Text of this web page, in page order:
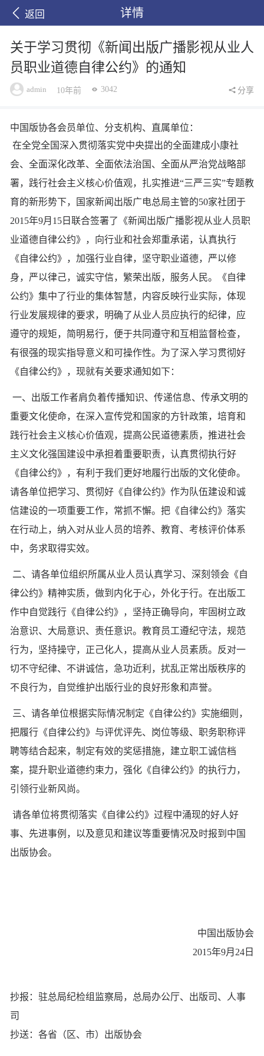
返回 详情
关于学习贯彻《新闻出版广播影视从业人
员职业道德自律公约》的通知
admin 10年前 3042 分享
中国版协各会员单位、分支机构、直属单位：
在全党全国深入贯彻落实党中央提出的全面建成小康社
会、全面深化改革、全面依法治国、全面从严治党战略部
署，践行社会主义核心价值观，扎实推进“三严三实”专题教
育的新形势下，国家新闻出版广电总局主管的50家社团于
2015年9月15日联合签署了《新闻出版广播影视从业人员职
业道德自律公约》，向行业和社会郑重承诺，认真执行
《自律公约》，加强行业自律，坚守职业道德，严以修
身，严以律己，诚实守信，繁荣出版，服务人民。《自律
公约》集中了行业的集体智慧，内容反映行业实际，体现
行业发展规律的要求，明确了从业人员应执行的纪律，应
遵守的规矩，简明易行，便于共同遵守和互相监督检查，
有很强的现实指导意义和可操作性。为了深入学习贯彻好
《自律公约》，现就有关要求通知如下：
一、出版工作者肩负着传播知识、传递信息、传承文明的
重要文化使命，在深入宣传党和国家的方针政策，培育和
践行社会主义核心价值观，提高公民道德素质，推进社会
主义文化强国建设中承担着重要职责，认真贯彻执行好
《自律公约》，有利于我们更好地履行出版的文化使命。
请各单位把学习、贯彻好《自律公约》作为队伍建设和诚
信建设的一项重要工作，常抓不懈。把《自律公约》落实
在行动上，纳入对从业人员的培养、教育、考核评价体系
中，务求取得实效。
二、请各单位组织所属从业人员认真学习、深刻领会《自
律公约》精神实质，做到内化于心，外化于行。在出版工
作中自觉践行《自律公约》，坚持正确导向，牢固树立政
治意识、大局意识、责任意识。教育员工遵纪守法，规范
行为，坚持操守，正己化人，提高从业人员素质。反对一
切不守纪律、不讲诚信，急功近利，扰乱正常出版秩序的
不良行为，自觉维护出版行业的良好形象和声誉。
三、请各单位根据实际情况制定《自律公约》实施细则，
把履行《自律公约》与评优评先、岗位等级、职务职称评
聘等结合起来，制定有效的奖惩措施，建立职工诚信档
案，提升职业道德约束力，强化《自律公约》的执行力，
引领行业新风尚。
请各单位将贯彻落实《自律公约》过程中涌现的好人好
事、先进事例，以及意见和建议等重要情况及时报到中国
出版协会。
中国出版协会
2015年9月24日
抄报：驻总局纪检组监察局，总局办公厅、出版司、人事
司
抄送：各省（区、市）出版协会